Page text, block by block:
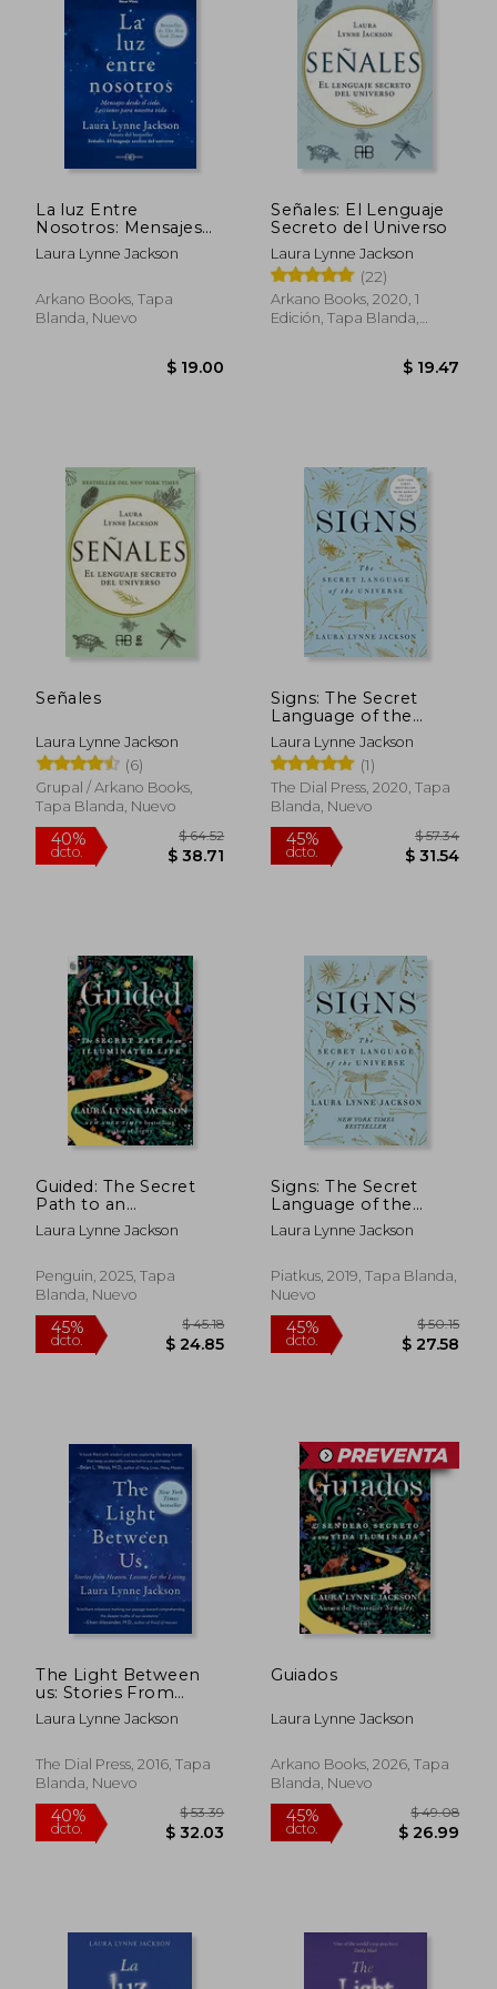
La luz Entre
Nosotros: Mensajes
Desde el Cielo.
Lecciones Para
Laura Lynne Jackson
Arkano Books, Tapa
Blanda, Nuevo
Señales: El Lenguaje
Secreto del Universo
Laura Lynne Jackson
(22)
Arkano Books, 2020, 1
Edición, Tapa Blanda,
Señales
Laura Lynne Jackson
(6)
Grupal / Arkano Books,
Tapa Blanda, Nuevo
40%
dcto. $ 38.71
Signs: The Secret
Language of the
Universe (en Inglés)
Laura Lynne Jackson
(1)
The Dial Press, 2020, Tapa
Blanda, Nuevo
45%
dcto.
Guided: The Secret
Path to an
Illuminated Life (en
Inglés)
Laura Lynne Jackson
Penguin, 2025, Tapa
Blanda, Nuevo
45%
dcto. $ 24.85
Signs: The Secret
Language of the
Universe (en Inglés)
Laura Lynne Jackson
Piatkus, 2019, Tapa Blanda,
Nuevo
45%
dcto.
The Light Between
us: Stories From
Heaven. Lessons for
the Living. (en Inglés)
Laura Lynne Jackson
The Dial Press, 2016, Tapa
Blanda, Nuevo
Guiados
Laura Lynne Jackson
Arkano Books, 2026, Tapa
Blanda, Nuevo